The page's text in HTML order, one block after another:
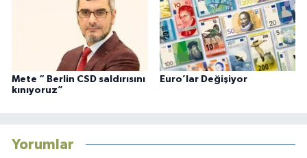
Mete “ Berlin CSD saldırısını
kınıyoruz”
Euro’lar Değişiyor
Yorumlar